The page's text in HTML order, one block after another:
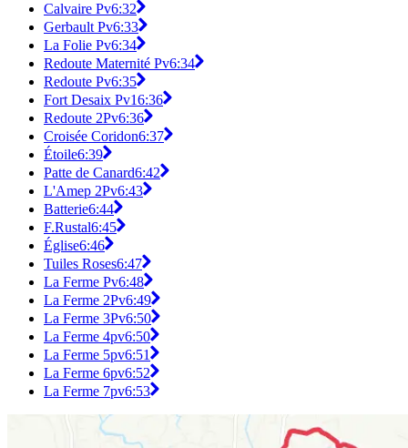
Calvaire Pv6:32
Gerbault Pv6:33
La Folie Pv6:34
Redoute Maternité Pv6:34
Redoute Pv6:35
Fort Desaix Pv16:36
Redoute 2Pv6:36
Croisée Coridon6:37
Étoile6:39
Patte de Canard6:42
L'Amep 2Pv6:43
Batterie6:44
F.Rustal6:45
Église6:46
Tuiles Roses6:47
La Ferme Pv6:48
La Ferme 2Pv6:49
La Ferme 3Pv6:50
La Ferme 4pv6:50
La Ferme 5pv6:51
La Ferme 6pv6:52
La Ferme 7pv6:53